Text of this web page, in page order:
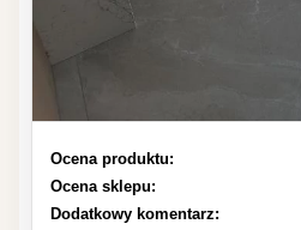
Ocena produktu:
Ocena sklepu:
Dodatkowy komentarz: